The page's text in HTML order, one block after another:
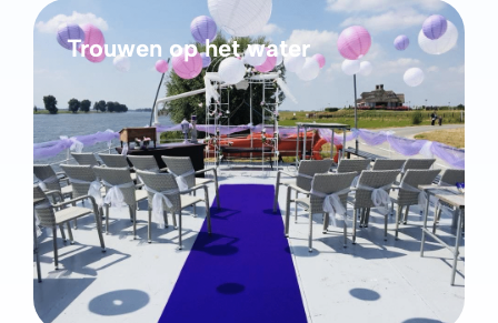
Trouwen op het water